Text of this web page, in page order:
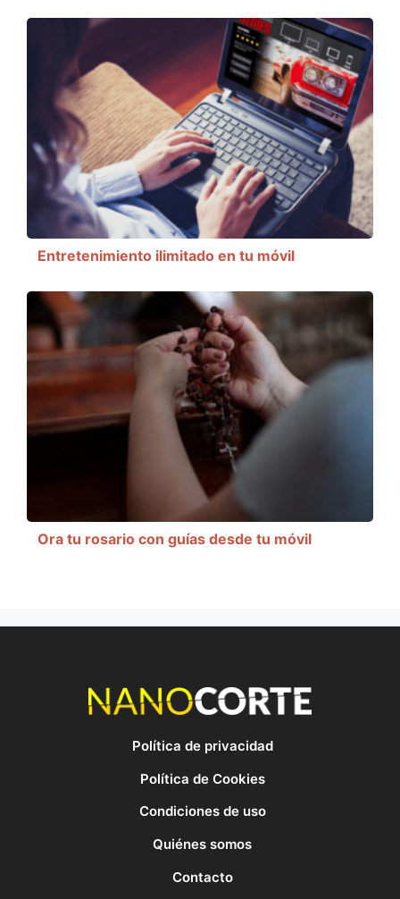
Entretenimiento ilimitado en tu móvil
Ora tu rosario con guías desde tu móvil
Política de privacidad
Política de Cookies
Condiciones de uso
Quiénes somos
Contacto